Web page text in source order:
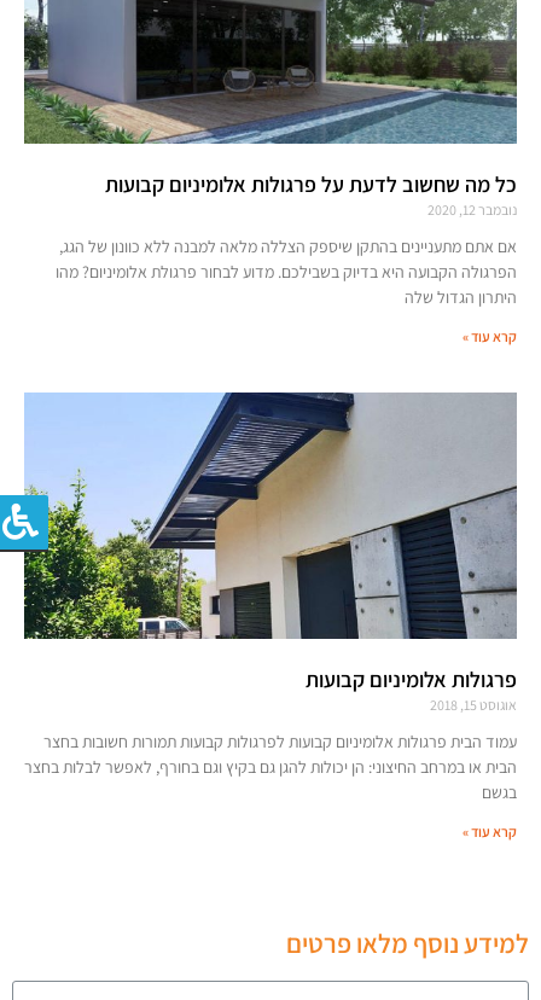
כל מה שחשוב לדעת על פרגולות אלומיניום קבועות
נובמבר 12, 2020
אם אתם מתעניינים בהתקן שיספק הצללה מלאה למבנה ללא כוונון של הגג,
הפרגולה הקבועה היא בדיוק בשבילכם. מדוע לבחור פרגולת אלומיניום? מהו
היתרון הגדול שלה
קרא עוד »
פרגולות אלומיניום קבועות
אוגוסט 15, 2018
עמוד הבית פרגולות אלומיניום קבועות לפרגולות קבועות תמורות חשובות בחצר
הבית או במרחב החיצוני: הן יכולות להגן גם בקיץ וגם בחורף, לאפשר לבלות בחצר
בגשם
קרא עוד »
למידע נוסף מלאו פרטים